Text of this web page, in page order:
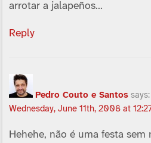
arrotar a jalapeños…
Reply
Pedro Couto e Santos says:
Wednesday, June 11th, 2008 at
Hehehe, não é uma festa sem